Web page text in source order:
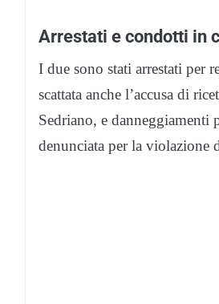
Arrestati e condotti in
I due sono stati arrestati per
scattata anche l’accusa di
Sedriano, e danneggiamenti
denunciata per la violazione